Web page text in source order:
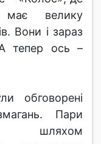
велику
Вони і зараз
тепер ось –
обговорені
Пари
шляхом